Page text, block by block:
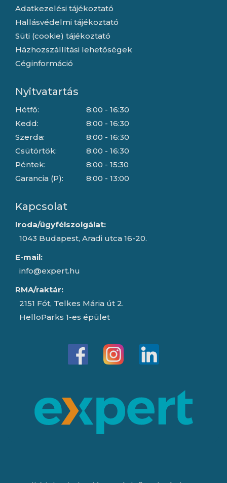
Adatkezelési tájékoztató
Hallásvédelmi tájékoztató
Süti (cookie) tájékoztató
Házhozszállítási lehetőségek
Céginformáció
Nyitvatartás
Hétfő:
Kedd:
Szerda:
Csütörtök:
Péntek:
Garancia (P):
8:00 - 16:30
8:00 - 16:30
8:00 - 16:30
8:00 - 16:30
8:00 - 15:30
8:00 - 13:00
Kapcsolat
Iroda/ügyfélszolgálat:
1043 Budapest, Aradi utca 16-20.
E-mail:
info@expert.hu
RMA/raktár:
2151 Fót, Telkes Mária út 2.
HelloParks 1-es épület